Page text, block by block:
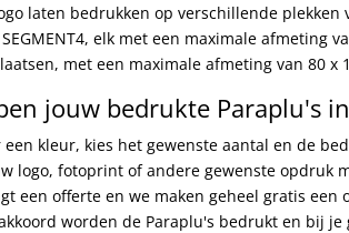
laten bedrukken op verschillende plekken
SEGMENT4, elk met een maximale afmeting
met een maximale afmeting van 80
jouw bedrukte Paraplu's
een kleur, kies het gewenste aantal en de
logo, fotoprint of andere gewenste opdruk
een offerte en we maken geheel gratis een
worden de Paraplu's bedrukt en bij je